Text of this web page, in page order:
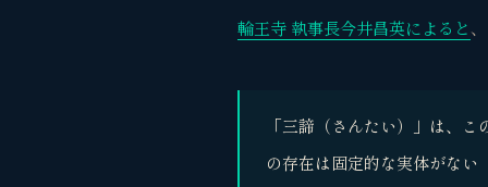
輪王寺 執事長今井昌英によると、
「三諦（さんたい）」は、
の存在は固定的な実体がな